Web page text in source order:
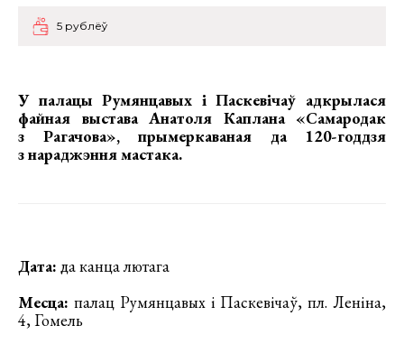
5 рублёў
У палацы Румянцавых і Паскевічаў адкрылася
файная выстава Анатоля Каплана «Самародак
з Рагачова», прымеркаваная да 120-годдзя
з нараджэння мастака.
Дата: да канца лютага
Месца: палац Румянцавых і Паскевічаў, пл. Леніна,
4, Гомель